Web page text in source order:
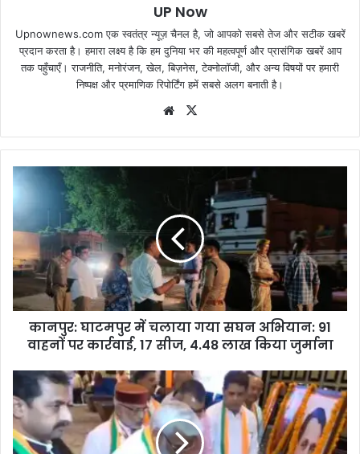
UP Now
Upnownews.com एक स्वतंत्र न्यूज़ चैनल है, जो आपको सबसे तेज और सटीक खबरें
प्रदान करता है। हमारा लक्ष्य है कि हम दुनिया भर की महत्वपूर्ण और प्रासंगिक खबरें आप
तक पहुँचाएँ। राजनीति, मनोरंजन, खेल, बिज़नेस, टेक्नोलॉजी, और अन्य विषयों पर हमारी
निष्पक्ष और प्रमाणिक रिपोर्टिंग हमें सबसे अलग बनाती है।
Website
कानपुर: घाटमपुर में चलाया गया सघन अभियान: 91
वाहनों पर कार्रवाई, 17 सीज, 4.48 लाख किया जुर्माना